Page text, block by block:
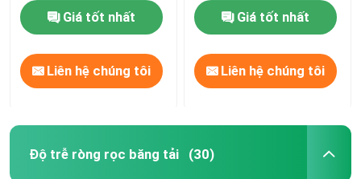
Giá tốt nhất
Liên hệ chúng tôi
Giá tốt nhất
Liên hệ chúng tôi
Độ trễ ròng rọc băng tải (30)